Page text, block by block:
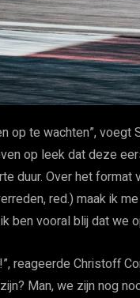
op te wachten”,
op leek dat deze
duur. Over het
red.) maak ik
ben vooral blij dat we
reageerde Christoff
Man, we zijn nog